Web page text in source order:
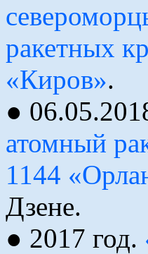
ракетных
«Киров».
●
атомный
1144
Дзене.
● 2017 год.